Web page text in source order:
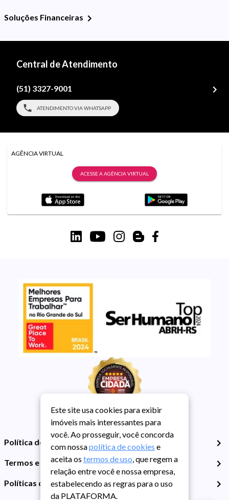
Soluções Financeiras
Central de Atendimento
(51) 3327-9001
ATENDIMENTO VIA WHATSAPP
AGÊNCIA VIRTUAL
ACESSE A AGÊNCIA VIRTUAL
Política de Privacidade
Termos e Condições de Uso
Políticas de Cookies
Este site usa cookies para exibir
imóveis mais interessantes para
você. Ao prosseguir, você concorda
com nossapolítica de cookies e
aceita os termos de uso, que regem a
relação entre você e nossa empresa,
estabelecendo as regras para o uso
da PLATAFORMA.